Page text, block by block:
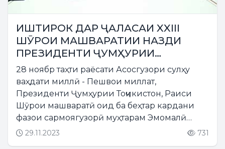
ИШТИРОК ДАР ҶАЛАСАИ XXIII
ШӮРОИ МАШВАРАТИИ НАЗДИ
ПРЕЗИДЕНТИ ҶУМҲУРИИ
ТОҶИКИСТОН ОИД БА БЕҲТАР
КАРДАНИ ФАЗОИ САРМОЯГУЗОРӢ
28 ноябр таҳти раёсати Асосгузори сулҳу
ваҳдати миллӣ - Пешвои миллат,
Президенти Ҷумҳурии Тоҷикистон, Раиси
Шӯрои машваратӣ оид ба беҳтар кардани
фазои сармоягузорӣ муҳтарам Эмомалӣ
Раҳмон бо иштироки аъзои Шӯро,
29.11.2023 731